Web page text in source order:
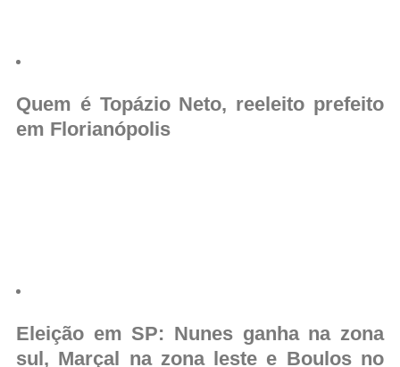
Quem é Topázio Neto, reeleito prefeito
em Florianópolis
Eleição em SP: Nunes ganha na zona
sul, Marçal na zona leste e Boulos no